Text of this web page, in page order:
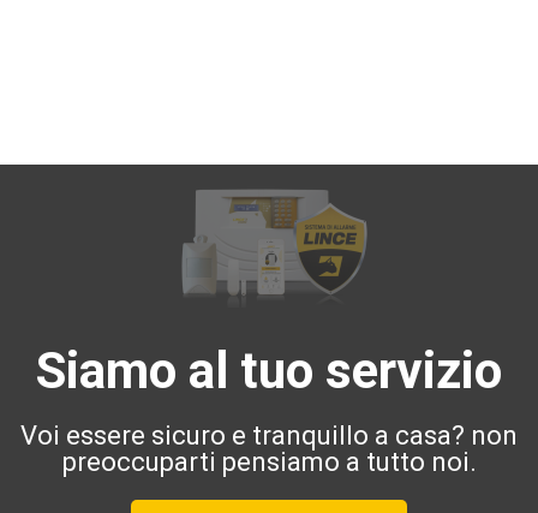
Siamo al tuo servizio
Voi essere sicuro e tranquillo a casa? non
preoccuparti pensiamo a tutto noi.